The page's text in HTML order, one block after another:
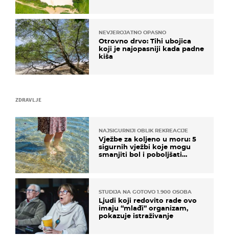
ZDRAVLJE
NAJSIGURNIJI OBLIK REKREACIJE
Vježbe za koljeno u moru: 5
sigurnih vježbi koje mogu
smanjiti bol i poboljšati
STUDIJA NA GOTOVO 1.900 OSOBA
Ljudi koji redovito rade ovo
imaju “mlađi” organizam,
pokazuje istraživanje
NEVJEROJATNO OPASNO
Otrovno drvo: Tihi ubojica
koji je najopasniji kada padne
kiša